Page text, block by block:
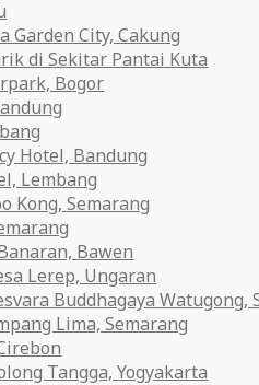
Garden City, Cakung
di Sekitar Pantai Kuta
Bogor
Hotel, Bandung
Lembang
Kong, Semarang
Bawen
Lerep, Ungaran
Buddhagaya Watugong,
Lima, Semarang
Tangga, Yogyakarta